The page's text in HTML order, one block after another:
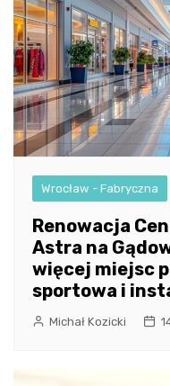
Wrocław - Fabryczna
Renowacja
Astra na
więcej miejsc
sportowa i
Michał Kozicki